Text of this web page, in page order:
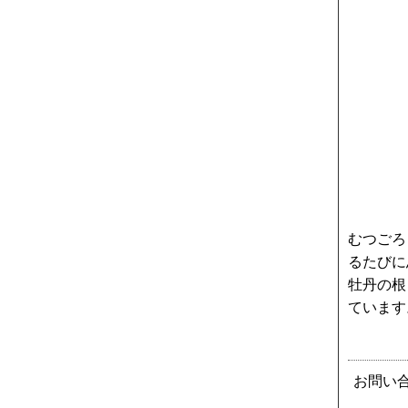
むつご
るたび
牡丹の
ていま
お問い